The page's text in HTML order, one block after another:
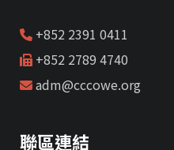
+852 2391 0411
+852 2789 4740
adm@cccowe.org
聯區連結